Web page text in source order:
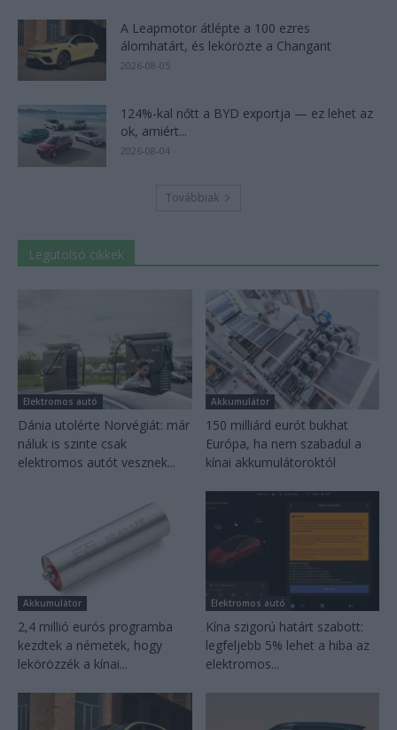
A Leapmotor átlépte a 100 ezres
álomhatárt, és lekörözte a Changant
2026-08-05
124%-kal nőtt a BYD exportja — ez lehet az
ok, amiért...
2026-08-04
Továbbiak
Legutolsó cikkek
Elektromos autó
Dánia utolérte Norvégiát: már
náluk is szinte csak
elektromos autót vesznek...
Akkumulátor
150 milliárd eurót bukhat
Európa, ha nem szabadul a
kínai akkumulátoroktól
Akkumulátor
2,4 millió eurós programba
kezdtek a németek, hogy
lekörözzék a kínai...
Elektromos autó
Kína szigorú határt szabott:
legfeljebb 5% lehet a hiba az
elektromos...